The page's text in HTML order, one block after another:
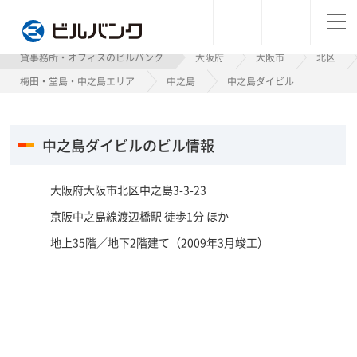
ビルバンク
貸事務所・オフィスのビルバンク 大阪府 大阪市
北区
梅田・堂島・中之島エリア
中之島 中之島ダイビル
中之島ダイビルのビル情報
大阪府大阪市北区中之島3-3-23
京阪中之島線渡辺橋駅 徒歩1分 ほか
地上35階／地下2階建て（2009年3月竣工）